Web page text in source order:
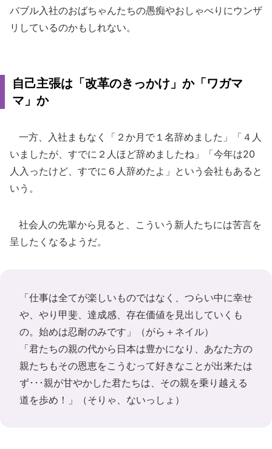
バブル入社のおばちゃんたちの愚痴やおしゃべりにウンザ
リしているのかもしれない。
自己主張は「改革のきっかけ」か「ワガマ
マ」か
一方、入社まもなく「２か月で１名辞めました」「４人
いましたが、すでに２人ほど辞めましたね」「今年は20
人入ったけど、すでに６人辞めたよ」という会社もあると
いう。
社会人の先輩から見ると、こういう新人たちには苦言を
呈したくなるようだ。
「仕事は全てが楽しいものではなく、つらい中に幸せ
や、やり甲斐、達成感、存在価値を見出していくも
の。始めは忍耐のみです」（がら＋ネイル）
「君たちの親の代から日本は豊かになり、あなた方の
親たちもその恩恵をこうむって好きなことが出来たは
ず･･･親が甘やかした君たちは、その親を乗り越える
道を歩め！」（そりゃ、ないっしょ ）